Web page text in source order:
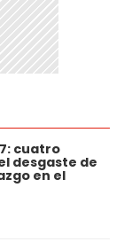
cuatro
desgaste de
en el